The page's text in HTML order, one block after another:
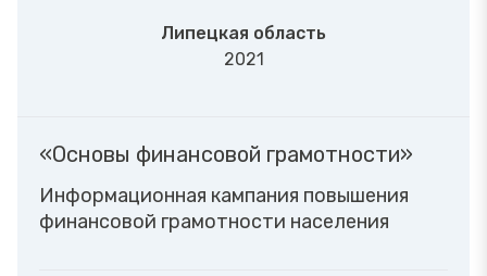
Липецкая область
2021
«Основы финансовой грамотности»
Информационная кампания повышения
финансовой грамотности населения